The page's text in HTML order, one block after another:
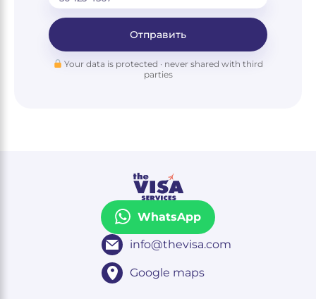
Отправить
Your data is protected · never shared with third
parties
WhatsApp
info@thevisa.com
Google maps